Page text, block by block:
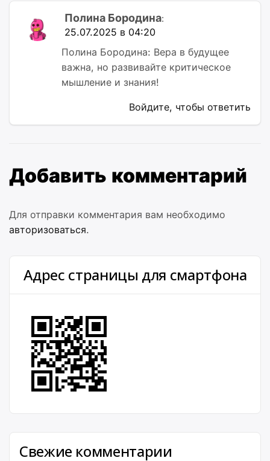
Полина Бородина:
25.07.2025 в 04:20
Полина Бородина: Вера в будущее
важна, но развивайте критическое
мышление и знания!
Войдите, чтобы ответить
Добавить комментарий
Для отправки комментария вам необходимо
авторизоваться.
Адрес страницы для смартфона
Свежие комментарии